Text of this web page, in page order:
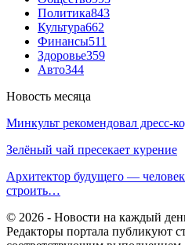
Политика843
Культура662
Финансы511
Здоровье359
Авто344
Новость месяца
Минкульт рекомендовал дресс-
Зелёный чай пресекает курение
Архитектор будущего —
строить…
© 2026 - Новости на каждый
Редакторы портала публикуют